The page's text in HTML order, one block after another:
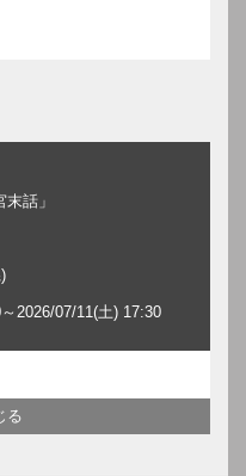
話」
2026/07/11(土) 17:30